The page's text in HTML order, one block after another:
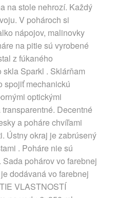
na stole nehrozí. Každý
V pohároch si
nápojov, malinovky
na pitie sú vyrobené
z fúkaného
Sparkl . Sklárňam
spojiť mechanickú
optickými
Decentné
a poháre chvíľami
Ústny okraj je zabrúsený
. Poháre nie sú
pohárov vo farebnej
dodávaná vo farebnej
VLASTNOSTÍ